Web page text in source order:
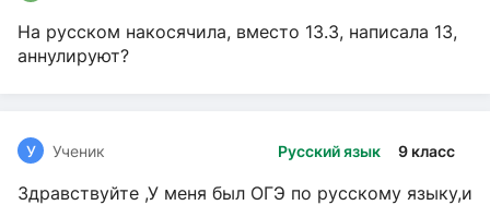
На русском накосячила, вместо 13.3, написала 13,
аннулируют?
Русский язык 9 класс
У Ученик
Здравствуйте ,У меня был ОГЭ по русскому языку,и